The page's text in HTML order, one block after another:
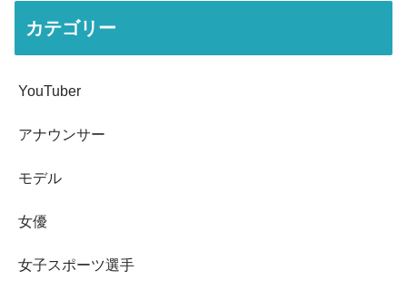
カテゴリー
YouTuber
アナウンサー
モデル
女優
女子スポーツ選手